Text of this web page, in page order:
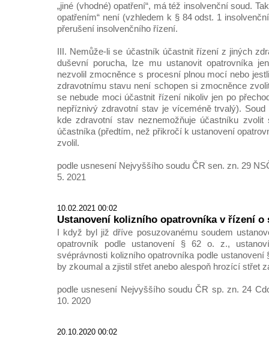
„jiné (vhodné) opatření“, má též insolvenční soud.
opatřením“ není (vzhledem k § 84 odst. 1
přerušení insolvenčního řízení.
III. Nemůže-li se účastník účastnit řízení z jiných
duševní porucha, lze mu ustanovit opatrovníka
nezvolil zmocněnce s procesní plnou mocí nebo
zdravotnímu stavu není schopen si zmocněnce
se nebude moci účastnit řízení nikoliv jen po
nepříznivý zdravotní stav je víceméně trvalý).
kde zdravotní stav neznemožňuje účastníku zvolit
účastníka (předtím, než přikročí k ustanovení
zvolil.
podle usnesení Nejvyššího soudu ČR sen. zn. 29
5. 2021
10.02.2021 00:02
Ustanovení kolizního opatrovníka v řízení o
I když byl již dříve posuzovanému soudem
opatrovník podle ustanovení § 62 o. z.,
svéprávnosti kolizního opatrovníka podle ustanovení
by zkoumal a zjistil střet anebo alespoň hrozící střet
podle usnesení Nejvyššího soudu ČR sp. zn. 24
10. 2020
20.10.2020 00:02